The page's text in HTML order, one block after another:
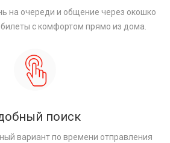
на очереди и общение через окошко
с комфортом прямо из дома.
поиск
вариант по времени отправления